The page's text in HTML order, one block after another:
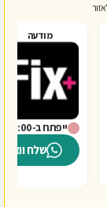
מודעה
ייפתח ב-9:00
שלח